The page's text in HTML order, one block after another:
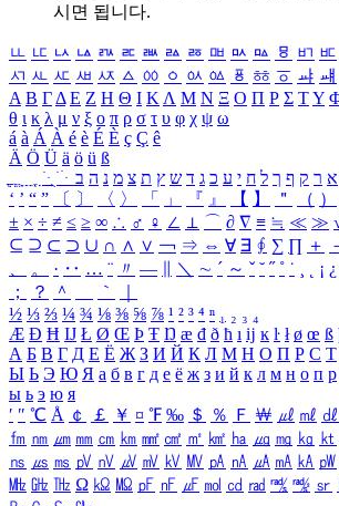
시면 됩니다.
ㅥ ㅦ ㅧ ㅨ ㅩ ㅪ ㅫ ㅬ ㅭ ㅮ ㅯ ㅰ ㅱ ㅲ ㅳ
ㅺ ㅻ ㅼ ㅽ ㅾ ㅿ ㆀ ㆁ ㆂ ㆃ ㆄ ㆅ ㆆ ㆇ ㆈ
Α Β ΓΔ Ε Ζ Η Θ Ι ΚΛ Μ Ν Ξ Ο Π Ρ Σ ΤΥ
θ ι κ λ μ ν ξ ο π ρ σ τ υ φ χ ψ ω
á à Á À é è É È ç Ç ê
Ä Ö Ü ä ö ü ß
ִֶֹ ֻּ ׁׂ א ר ק ף ך ל ח י ע כ ג ד ש ץ ת צ מ נ ה ב
‘ ’ “ ” 〔 〕 〈 〉 「 」 『 』 【 】 ＂ （ ）
± × ÷ ≠ ≤ ≥ ∞ ∴ ♂ ♀ ∠ ⊥ ⌒ ∂ ∇ ≡ ≒ ≪ ≫
⊆ ⊇ ⊂ ⊃ ∪ ∩ ∧ ∨ ￢ ⇒ ⇔ ∀ ∃ ∮ ∑ ∏ ＋
、
。 · ‥ … ¨ 〃 ― ＼ ∼ ´ ～ ˇ ˘ ˝ ˚ ˙ ¸ ¡ ¿
；
？ ＾ ｀
½ ⅓ ⅔ ¼ ¾ ⅛ ⅜ ⅝ ⅞ ¹ ² ³ ⁴ ⁿ ₁ ₂ ₃ ₄
Æ Ð Ħ Ĳ Ł Ø Œ Þ Ŧ Ŋ æ đ ð ħ ı ĳ ĸ ŀ ł ø œ ß
А Б В Г Д Е Ё Ж З И Й К Л М Н О П Р С Т
Ы Ь Э Ю Я а б в г д е ё ж з и й к л м н о п р
ы ь э ю я
′ ″ ℃ Å ￠ ￡ ￥ ¤ ℉ ‰ ＄ ％ Ｆ ￦ ㎕ ㎖ ㎗
㎙ ㎚ ㎛ ㎜ ㎝ ㎞ ㎟ ㎠ ㎡ ㎢ ㏊ ㎍ ㎎ ㎏ ㏏
㎱ ㎲ ㎳ ㎴ ㎵ ㎶ ㎷ ㎸ ㎹ ㎀ ㎁ ㎂ ㎃ ㎄ ㎺
㎒ ㎓ ㎔ Ω ㏀ ㏁ ㎊ ㎋ ㎌ ㏖ ㏅ ㎭ ㎮ ㎯ ㏛